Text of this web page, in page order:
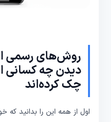
روش‌های رسمی
دیدن چه کسانی
چک کرده‌اند
اول از همه این را بدانید که